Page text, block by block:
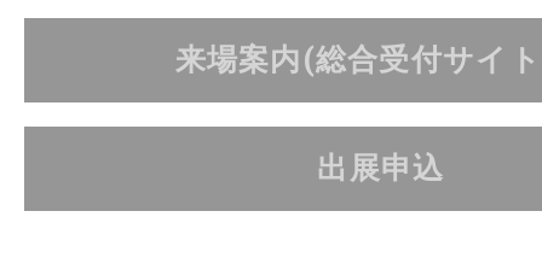
来場案内(総合受付サイ
出展申込